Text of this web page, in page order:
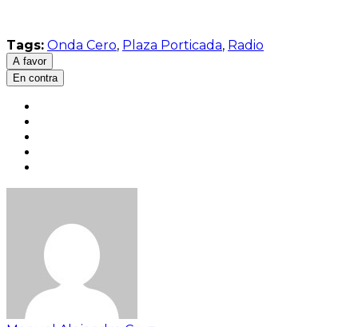
Tags: Onda Cero, Plaza Porticada, Radio
A favor
En contra